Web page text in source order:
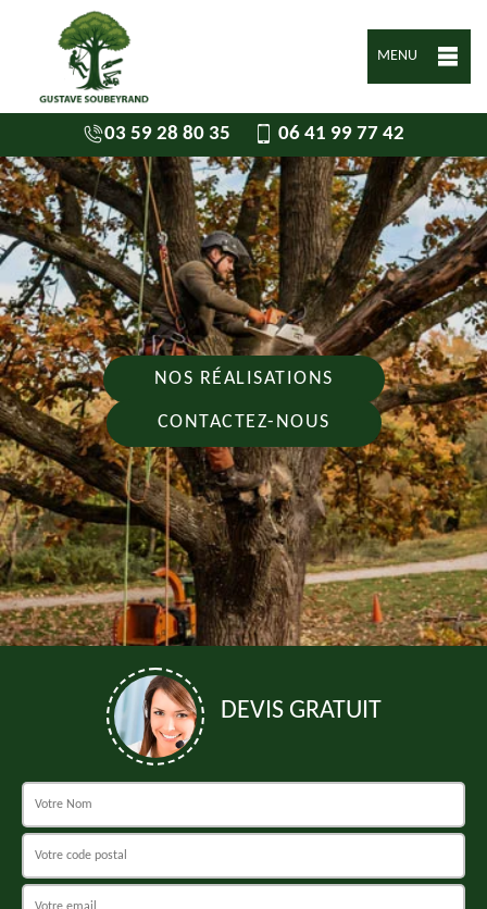
MENU
03 59 28 80 35 06 41 99 77 42
NOS RÉALISATIONS
CONTACTEZ-NOUS
DEVIS GRATUIT